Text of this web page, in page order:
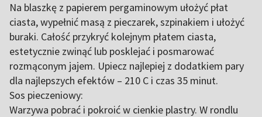
Na blaszkę z papierem pergaminowym ułożyć płat
ciasta, wypełnić masą z pieczarek, szpinakiem i ułożyć
buraki. Całość przykryć kolejnym płatem ciasta,
estetycznie zwinąć lub posklejać i posmarować
rozmąconym jajem. Upiecz najlepiej z dodatkiem pary
dla najlepszych efektów – 210 C i czas 35 minut.
Sos pieczeniowy:
Warzywa pobrać i pokroić w cienkie plastry. W rondlu